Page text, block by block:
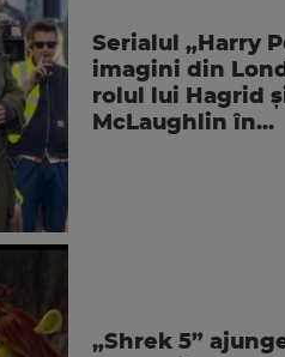
Serialul „Harry
imagini din
rolul lui Hagrid
McLaughlin în...
„Shrek 5”